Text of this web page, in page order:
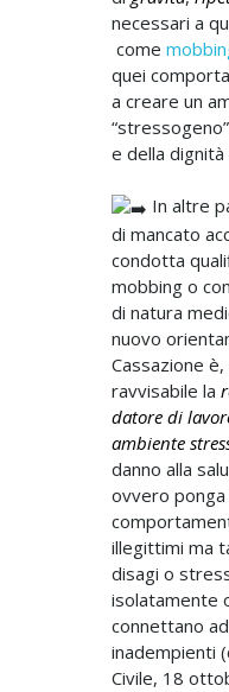
necessari a
come
quei
a creare un
e della
In altre
di mancato
condotta
mobbing o
di natura
nuovo
Cassazione
ravvisabile la
datore di
ambiente
danno alla
ovvero
illegittimi ma
disagi o
isolatamente
connettano
inadempienti
Civile, 18